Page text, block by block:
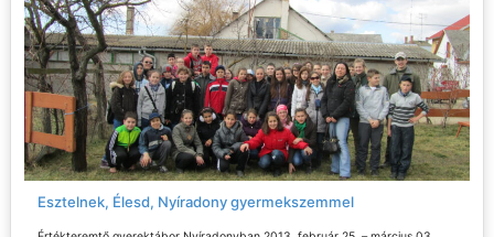
Esztelnek, Élesd, Nyíradony gyermekszemmel